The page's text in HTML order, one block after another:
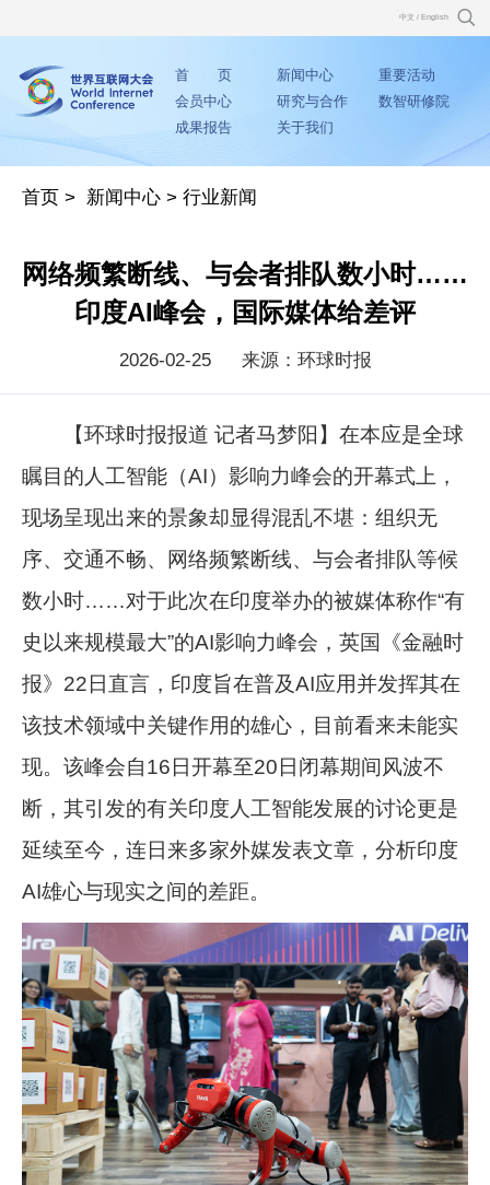
中文 / English
首 页 新闻中心
重要活动
会员中心
研究与合作
数智研修院
成果报告
关于我们
首页 > 新闻中心 >行业新闻
网络频繁断线、与会者排队数小时……
印度AI峰会，国际媒体给差评
2026-02-25 来源：环球时报
【环球时报报道 记者马梦阳】在本应是全球
瞩目的人工智能（AI）影响力峰会的开幕式上，
现场呈现出来的景象却显得混乱不堪：组织无
序、交通不畅、网络频繁断线、与会者排队等候
数小时……对于此次在印度举办的被媒体称作“有
史以来规模最大”的AI影响力峰会，英国《金融时
报》22日直言，印度旨在普及AI应用并发挥其在
该技术领域中关键作用的雄心，目前看来未能实
现。该峰会自16日开幕至20日闭幕期间风波不
断，其引发的有关印度人工智能发展的讨论更是
延续至今，连日来多家外媒发表文章，分析印度
AI雄心与现实之间的差距。